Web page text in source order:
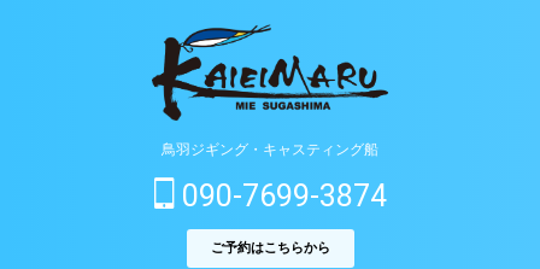
鳥羽ジギング・キャスティング船
090-7699-3874
ご予約はこちらから